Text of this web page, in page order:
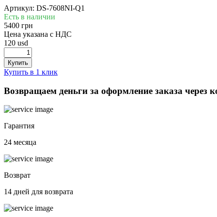
Артикул: DS-7608NI-Q1
Есть в наличии
5400 грн
Цена указана с НДС
120 usd
Купить в 1 клик
Возвращаем деньги за оформление заказа через
Гарантия
24 месяца
Возврат
14 дней для возврата